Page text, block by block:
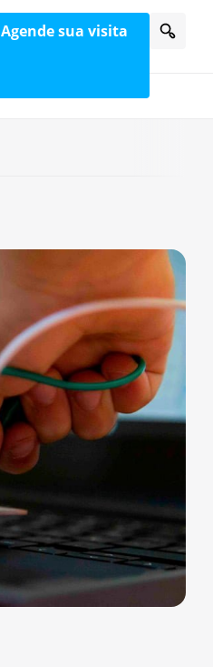
Agende sua visita